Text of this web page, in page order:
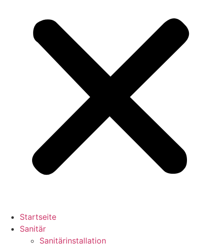
Startseite
Sanitär
Sanitärinstallation